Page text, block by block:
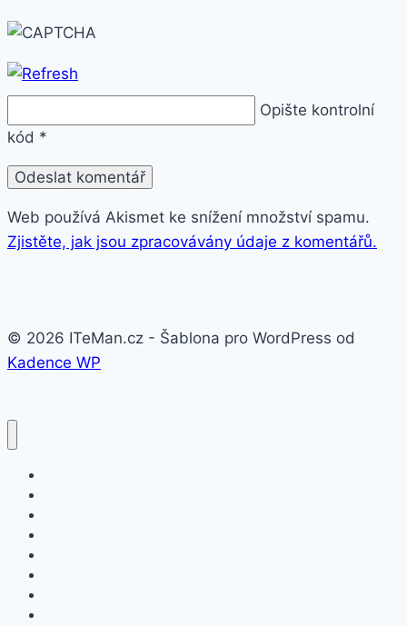
Opište kontrolní
kód *
Web používá Akismet ke snížení množství spamu.
Zjistěte, jak jsou zpracovávány údaje z komentářů.
© 2026 ITeMan.cz - Šablona pro WordPress od
Kadence WP